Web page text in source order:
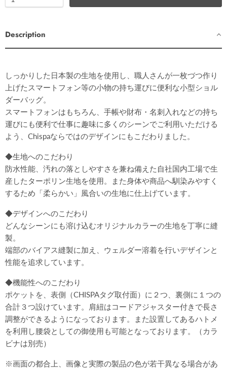
Description
しっかりした日本製の生地を使用し、職人さんが一枚づつ作り
上げたスマートフォン等の小物の持ち運びに便利な小型ショル
ダーバッグ。
スマートフォンはもちろん、手帳や財布・名刺入れなどの持ち
運びにも便利で仕事に趣味に多くのシーンでご利用いただける
よう、Chispaならではのデザインにもこだわりました。
◆生地へのこだわり
防水性能、汚れの落としやすさを兼ね備えた自社国内工場で生
産したターポリン生地を使用。また身体や商品へ馴染みやすく
するため「柔らかい」風合いの生地に仕上げています。
◆デザインへのこだわり
どんなシーンにも溶け込むオリジナルカラーの生地を丁寧に縫
製。
端部のバイアス縫製に加え、ウェルダー溶着を行いデザインと
性能を追求しています。
◆機能性へのこだわり
ポケットを、表側（CHISPAタグ取付面）に２つ、裏側に１つの
合計３つ設けています。肩紐はコードアジャスター付きで長さ
調整ができるようになっております。また設置してあるハトメ
を利用し腰袋としての御使用も可能となっております。（カラ
ビナは別売）
※画面の都合上、画像と実際の製品の色が若干異なる場合があ